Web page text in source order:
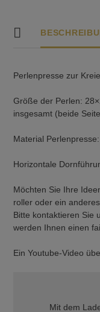
Perlenpresse zur
Größe der Perlen:
insgesamt (beide
Material
Horizontale
Möchten Sie Ihre
roller oder ein
Bitte kontaktieren Sie
werden Ihnen einen
Ein Youtube-Video
Mit dem